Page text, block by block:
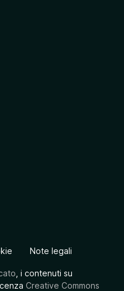
Note legali
, i contenuti su
Creative Commons